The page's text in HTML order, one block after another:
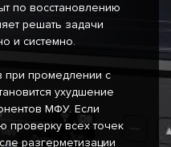
по восстановлению
решать задачи
и системно.
при промедлении с
ухудшение
МФУ. Если
проверку всех точек
разгерметизации